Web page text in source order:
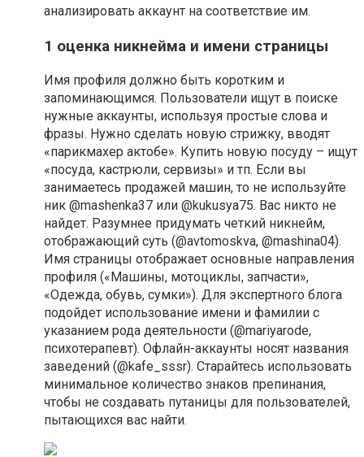
анализировать аккаунт на соответствие им.
1 оценка никнейма и имени страницы
Имя профиля должно быть коротким и
запоминающимся. Пользователи ищут в поиске
нужные аккаунты, используя простые слова и
фразы. Нужно сделать новую стрижку, вводят
«парикмахер актобе». Купить новую посуду – ищут
«посуда, кастрюли, сервизы» и тп. Если вы
занимаетесь продажей машин, то не используйте
ник @mashenka37 или @kukusya75. Вас никто не
найдет. Разумнее придумать четкий никнейм,
отображающий суть (@avtomoskva, @mashina04).
Имя страницы отображает основные направления
профиля («Машины, мотоциклы, запчасти»,
«Одежда, обувь, сумки»). Для экспертного блога
подойдет использование имени и фамилии с
указанием рода деятельности (@mariyarode,
психотерапевт). Офлайн-аккаунты носят названия
заведений (@kafe_sssr). Старайтесь использовать
минимальное количество знаков препинания,
чтобы не создавать путаницы для пользователей,
пытающихся вас найти.